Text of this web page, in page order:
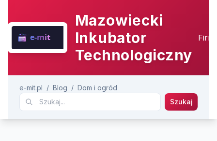
Mazowiecki
Inkubator
Technologiczny
e-mit.pl / Blog / Dom i ogród
Szukaj